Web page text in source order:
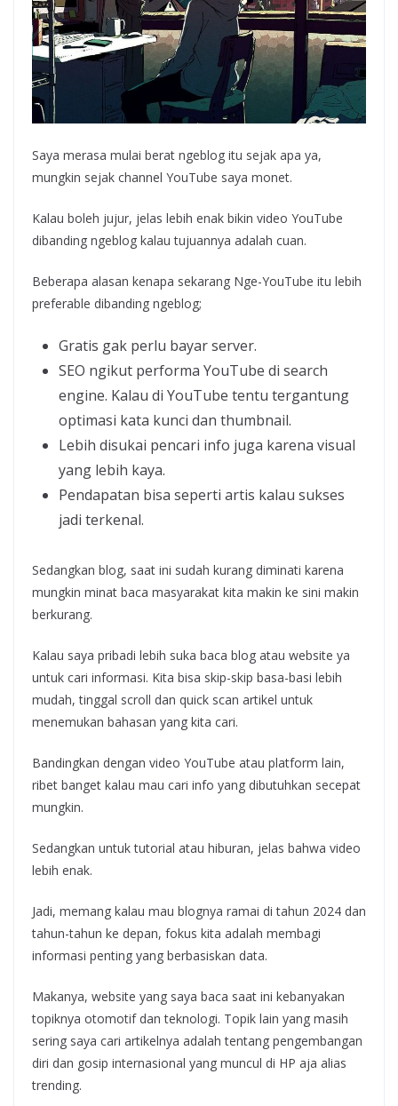
Saya merasa mulai berat ngeblog itu sejak apa ya,
mungkin sejak channel YouTube saya monet.
Kalau boleh jujur, jelas lebih enak bikin video YouTube
dibanding ngeblog kalau tujuannya adalah cuan.
Beberapa alasan kenapa sekarang Nge-YouTube itu lebih
preferable dibanding ngeblog;
Gratis gak perlu bayar server.
SEO ngikut performa YouTube di search
engine. Kalau di YouTube tentu tergantung
optimasi kata kunci dan thumbnail.
Lebih disukai pencari info juga karena visual
yang lebih kaya.
Pendapatan bisa seperti artis kalau sukses
jadi terkenal.
Sedangkan blog, saat ini sudah kurang diminati karena
mungkin minat baca masyarakat kita makin ke sini makin
berkurang.
Kalau saya pribadi lebih suka baca blog atau website ya
untuk cari informasi. Kita bisa skip-skip basa-basi lebih
mudah, tinggal scroll dan quick scan artikel untuk
menemukan bahasan yang kita cari.
Bandingkan dengan video YouTube atau platform lain,
ribet banget kalau mau cari info yang dibutuhkan secepat
mungkin.
Sedangkan untuk tutorial atau hiburan, jelas bahwa video
lebih enak.
Jadi, memang kalau mau blognya ramai di tahun 2024 dan
tahun-tahun ke depan, fokus kita adalah membagi
informasi penting yang berbasiskan data.
Makanya, website yang saya baca saat ini kebanyakan
topiknya otomotif dan teknologi. Topik lain yang masih
sering saya cari artikelnya adalah tentang pengembangan
diri dan gosip internasional yang muncul di HP aja alias
trending.